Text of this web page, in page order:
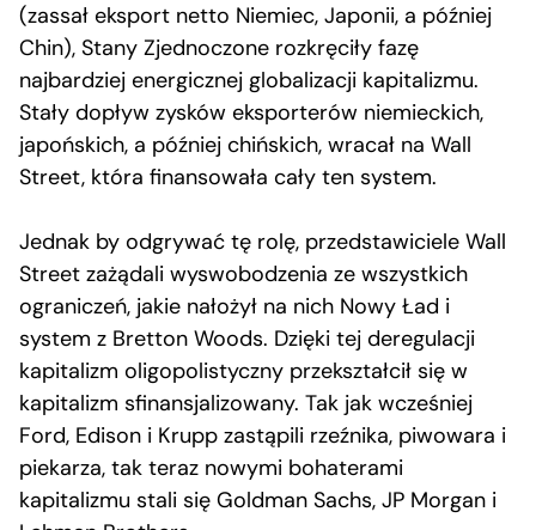
(zassał eksport netto Niemiec, Japonii, a później
Chin), Stany Zjednoczone rozkręciły fazę
najbardziej energicznej globalizacji kapitalizmu.
Stały dopływ zysków eksporterów niemieckich,
japońskich, a później chińskich, wracał na Wall
Street, która finansowała cały ten system.
Jednak by odgrywać tę rolę, przedstawiciele Wall
Street zażądali wyswobodzenia ze wszystkich
ograniczeń, jakie nałożył na nich Nowy Ład i
system z Bretton Woods. Dzięki tej deregulacji
kapitalizm oligopolistyczny przekształcił się w
kapitalizm sfinansjalizowany. Tak jak wcześniej
Ford, Edison i Krupp zastąpili rzeźnika, piwowara i
piekarza, tak teraz nowymi bohaterami
kapitalizmu stali się Goldman Sachs, JP Morgan i